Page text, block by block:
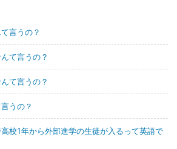
言うの？
て言うの？
て言うの？
うの？
校1年から外部進学の生徒が入るって英語で